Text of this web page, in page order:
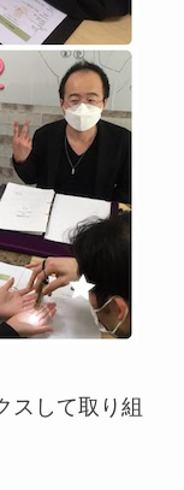
スして取り組